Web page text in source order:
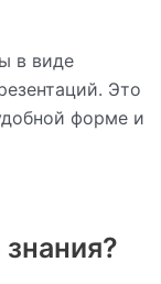
в виде
Это
форме и